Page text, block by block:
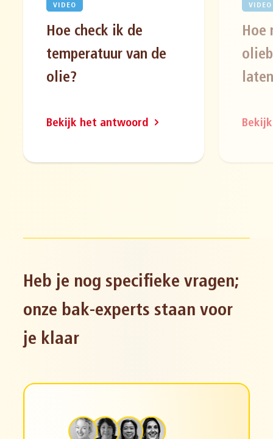
VIDEO
Hoe check ik de
temperatuur van de
olie?
Bekijk het antwoord
VIDEO
Hoe
Heb je nog specifieke vragen;
onze bak-experts staan voor
je klaar